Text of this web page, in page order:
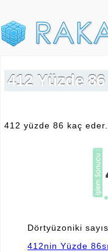
412 Yüzde
412 yüzde 86 kaç
Dörtyüzoniki
412nin Yüzde